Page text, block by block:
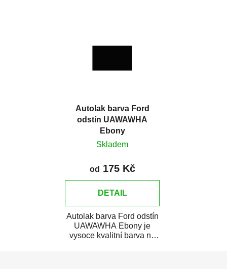
Autolak barva Ford
odstín UAWAWHA
Ebony
Skladem
od 175 Kč
DETAIL
Autolak barva Ford odstín
UAWAWHA Ebony je
vysoce kvalitní barva na